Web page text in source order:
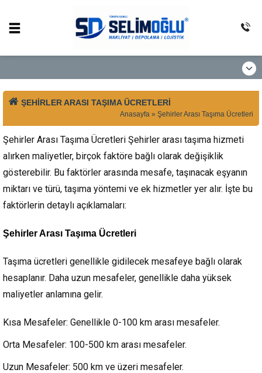
ŞEHIRLER ARASI TAŞIMA ÜCRETLERI
Anasayfa » Şehirler Arası Taşıma Ücretleri
Şehirler Arası Taşıma Ücretleri Şehirler arası taşıma hizmeti
alırken maliyetler, birçok faktöre bağlı olarak değişiklik
gösterebilir. Bu faktörler arasında mesafe, taşınacak eşyanın
miktarı ve türü, taşıma yöntemi ve ek hizmetler yer alır. İşte bu
faktörlerin detaylı açıklamaları:
Şehirler Arası Taşıma Ücretleri
Taşıma ücretleri genellikle gidilecek mesafeye bağlı olarak
hesaplanır. Daha uzun mesafeler, genellikle daha yüksek
maliyetler anlamına gelir.
Kısa Mesafeler: Genellikle 0-100 km arası mesafeler.
Orta Mesafeler: 100-500 km arası mesafeler.
Uzun Mesafeler: 500 km ve üzeri mesafeler.